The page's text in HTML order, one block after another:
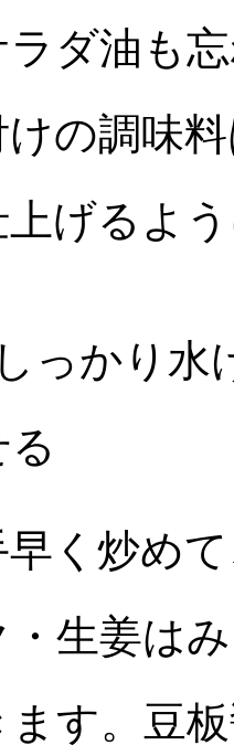
ダ油も
けの調味
げるよ
しっかり水
く炒め
・生姜は
ます。豆